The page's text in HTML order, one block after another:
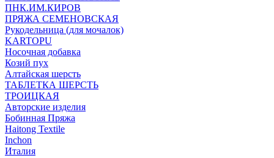
ПНК.ИМ.КИРОВ
ПРЯЖА СЕМЕНОВСКАЯ
Рукодельница (для мочалок)
KARTOPU
Носочная добавка
Козий пух
Алтайская шерсть
ТАБЛЕTКА ШЕРСТЬ
ТРОИЦКАЯ
Авторские изделия
Бобинная Пряжа
Haitong Textilе
Inchon
Италия